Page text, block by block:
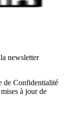
newsletter
de Confidentialité
à jour de